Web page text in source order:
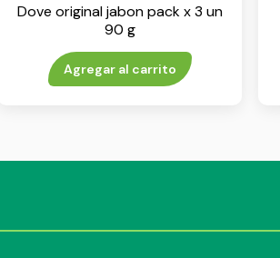
Dove original jabon pack x 3 un
90 g
Agregar al carrito